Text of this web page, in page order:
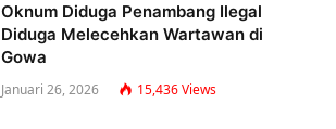
Oknum Diduga Penambang Ilegal
Diduga Melecehkan Wartawan di
Gowa
Januari 26, 2026 15,436Views